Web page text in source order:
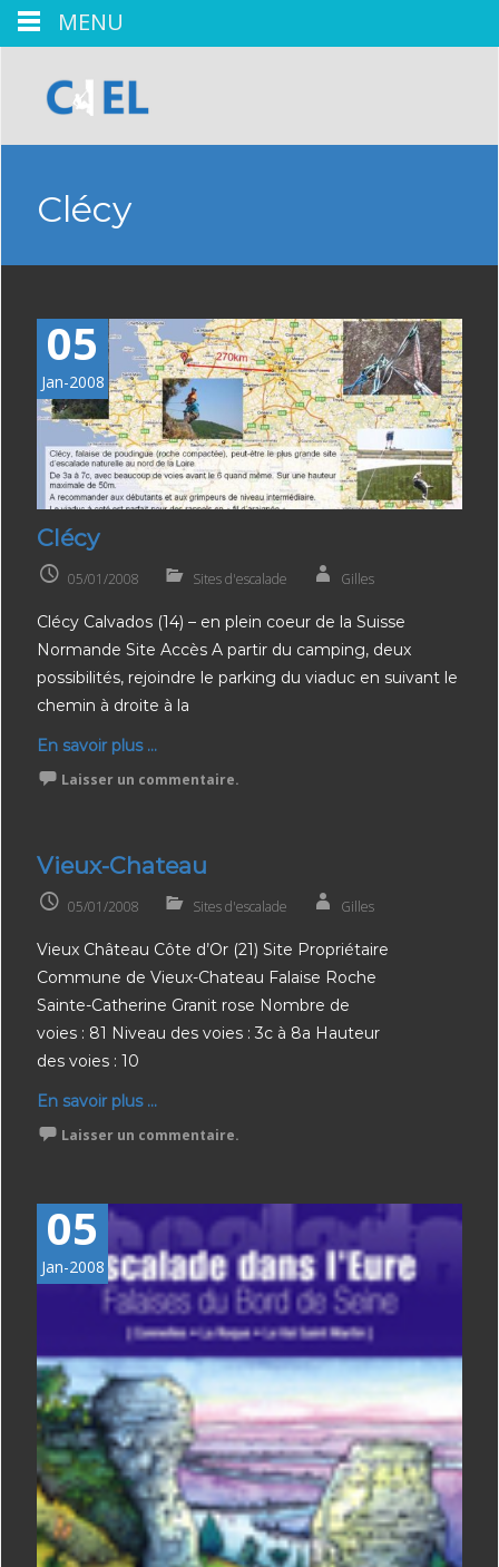
Clécy
05
Jan-2008
Clécy
05/01/2008 Sites d'escalade Gilles
Clécy Calvados (14) – en plein coeur de la Suisse
Normande Site Accès A partir du camping, deux
possibilités, rejoindre le parking du viaduc en suivant le
chemin à droite à la
En savoir plus ...
Laisser un commentaire.
Vieux-Chateau
05/01/2008 Sites d'escalade Gilles
Vieux Château Côte d’Or (21) Site Propriétaire
Commune de Vieux-Chateau Falaise Roche
Sainte-Catherine Granit rose Nombre de
voies : 81 Niveau des voies : 3c à 8a Hauteur
des voies : 10
En savoir plus ...
Laisser un commentaire.
05
Jan-2008
MENU